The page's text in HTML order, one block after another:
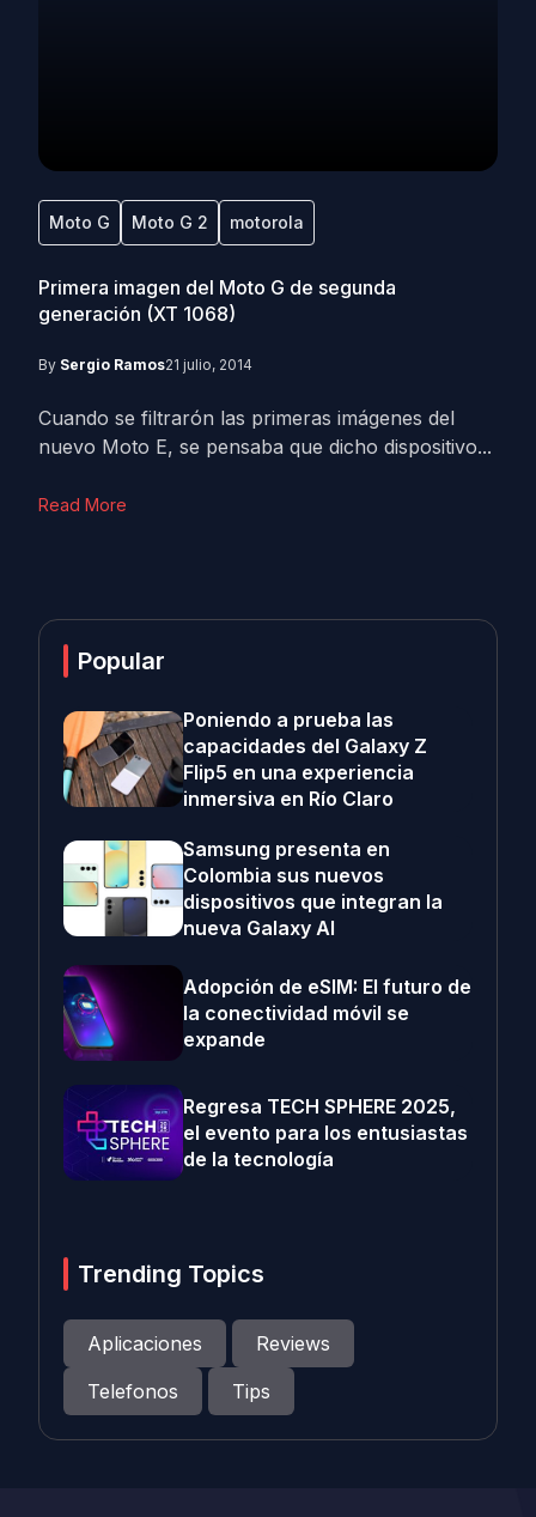
Moto G Moto G 2 motorola
Primera imagen del Moto G de segunda
generación (XT 1068)
By Sergio Ramos21 julio, 2014
Cuando se filtrarón las primeras imágenes del
nuevo Moto E, se pensaba que dicho dispositivo...
Read More
Popular
Poniendo a prueba las
capacidades del Galaxy Z
Flip5 en una experiencia
inmersiva en Río Claro
Samsung presenta en
Colombia sus nuevos
dispositivos que integran la
nueva Galaxy AI
Adopción de eSIM: El futuro de
la conectividad móvil se
expande
Regresa TECH SPHERE 2025,
el evento para los entusiastas
de la tecnología
Trending Topics
Aplicaciones
Reviews
Telefonos
Tips